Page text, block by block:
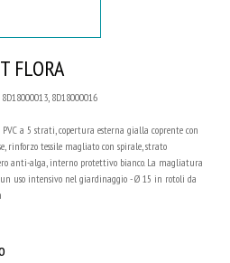
FLORA
8D18000013, 8D18000016
a 5 strati, copertura esterna gialla coprente con
rinforzo tessile magliato con spirale, strato
anti-alga, interno protettivo bianco. La magliatura
uso intensivo nel giardinaggio - Ø 15 in rotoli da